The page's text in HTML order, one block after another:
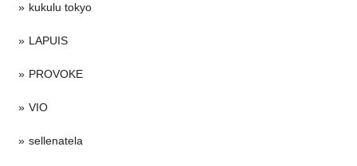
kukulu tokyo
LAPUIS
PROVOKE
VIO
sellenatela